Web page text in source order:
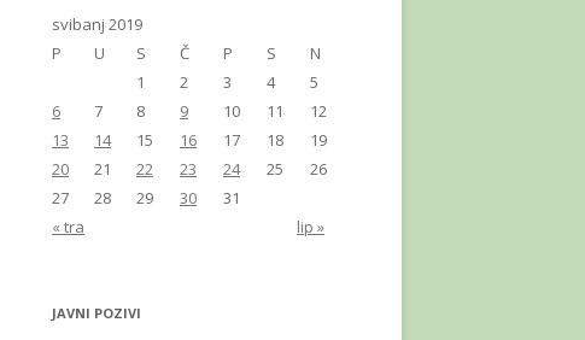
svibanj 2019
P
U S Č P S
N
1
2 3 4
5
6
7 8 9 10 11
12
13
14 15 16 17 18
19
20
21 22 23 24 25
26
27
28 29 30
31
« tra
lip »
JAVNI POZIVI